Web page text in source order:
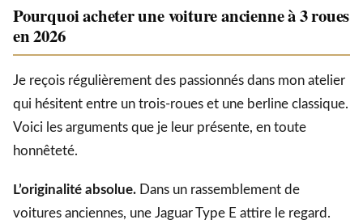
Pourquoi acheter une voiture ancienne à 3 roues
en 2026
Je reçois régulièrement des passionnés dans mon atelier
qui hésitent entre un trois-roues et une berline classique.
Voici les arguments que je leur présente, en toute
honnêteté.
L’originalité absolue. Dans un rassemblement de
voitures anciennes, une Jaguar Type E attire le regard.